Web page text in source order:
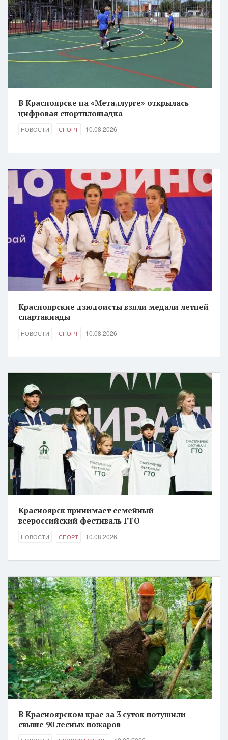
В Красноярске на «Металлурге» открылась
цифровая спортплощадка
НОВОСТИ СПОРТ 10.08.2026
Красноярские дзюдоисты взяли медали летней
спартакиады
НОВОСТИ СПОРТ 10.08.2026
Красноярск принимает семейный
всероссийский фестиваль ГТО
НОВОСТИ СПОРТ 10.08.2026
В Красноярском крае за 3 суток потушили
свыше 90 лесных пожаров